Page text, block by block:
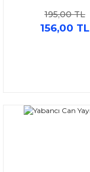
195,00 TL
156,00 TL